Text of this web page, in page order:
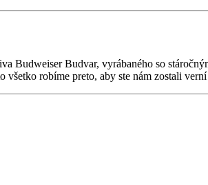
Budweiser Budvar, vyrábaného so
robíme preto, aby ste nám zostali